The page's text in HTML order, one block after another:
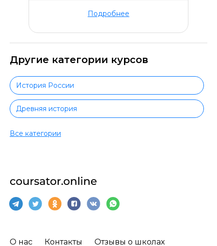
Подробнее
Другие категории курсов
История России
Древняя история
История мира
История средних веков
Все категории
О нас Контакты Отзывы о школах